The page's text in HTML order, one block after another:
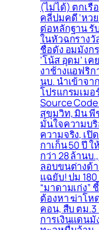
(ไม่ได้) ตกเรื
คลี่ปมคดี ‘หว
ต่อหลักฐาน รั
ในหัวฉกรางวั
ชื่อดัง อมมังก
‘โน้ส อุดม’ เ
งาช้างแอฟริก
นบ. นำเข้าจา
โปรแกรมเม
Source
สุขุมวิท, มิน
มั่นใจความบ
ความจริง, เ
กาเก็น 50 ปี
กว่า 28 ล้านบ
ลอบขนต่างด้า
แฉยับ! ปม
“มาดามเก่ง”
ต้องหา ฆ่าโหด
คอน, สืบ ตม
การเงินแดนมั